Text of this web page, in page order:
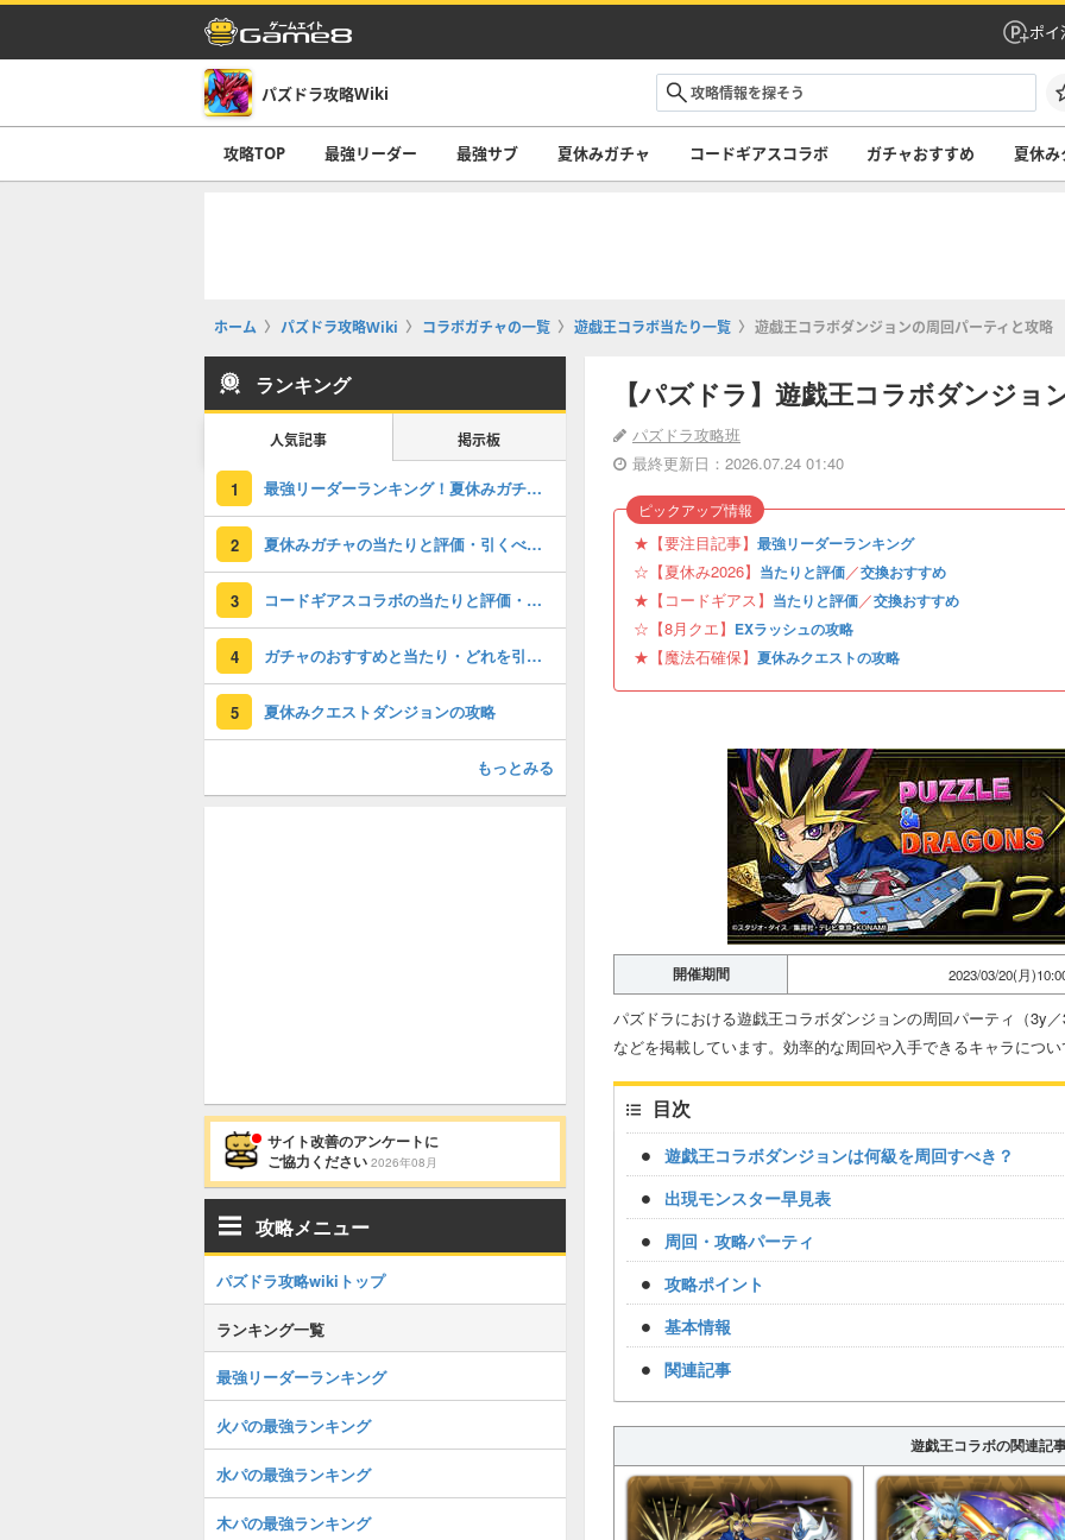
ポイ
パズドラ攻略Wiki
攻略TOP 最強リーダー 最強サブ 夏休みガチャ コードギアスコラボ ガチャおすすめ 夏休み
ホーム パズドラ攻略Wiki コラボガチャの一覧 遊戯王コラボ当たり一覧 遊戯王コラボダンジョンの周回パーティと攻略
【パズドラ】遊戯王コラボダンジョ
パズドラ攻略班
最終更新日：2026.07.24 01:40
★【要注目記事】 最強リーダーランキング
☆【夏休み2026】 当たりと評価／交換おすすめ
★【コードギアス】 当たりと評価／交換おすすめ
☆【8月クエ】 EXラッシュの攻略
★【魔法石確保】 夏休みクエストの攻略
ピックアップ情報
開催期間 2023/03/20(月
パズドラにおける遊戯王コラボダンジョンの周回パーティ（3y
などを掲載しています。効率的な周回や入手できるキャラにつ
目次
遊戯王コラボダンジョンは何級を周回すべき？
出現モンスター早見表
周回・攻略パーティ
攻略ポイント
基本情報
関連記事
遊戯王コラボの関連記
ランキング
人気記事 掲示板
1 最強リーダーランキング！夏休みガチャの評価掲載
2 夏休みガチャの当たりと評価・引くべき？
3 コードギアスコラボの当たりと評価・引くべき？
4 ガチャのおすすめと当たり・どれを引くべき？
5 夏休みクエストダンジョンの攻略
もっとみる
サイト改善のアンケートに
ご協力ください 2026年08月
攻略メニュー
パズドラ攻略wikiトップ
ランキング一覧
最強リーダーランキング
火パの最強ランキング
水パの最強ランキング
木パの最強ランキング